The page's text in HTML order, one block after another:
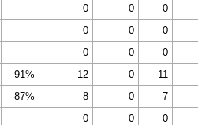
- 0 0 0
- 0 0 0
- 0 0 0
91% 12 0 11
87% 8 0 7
- 0 0 0